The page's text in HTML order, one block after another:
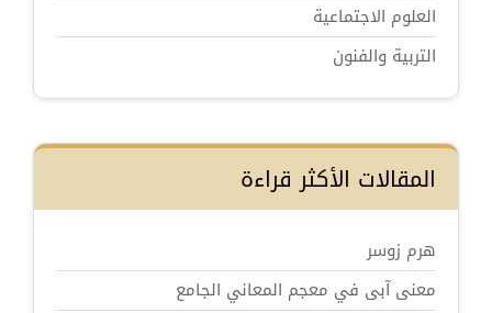
العلوم الاجتماعية
التربية والفنون
المقالات الأكثر قراءة
هرم زوسر
معنى آبى في معجم المعاني الجامع